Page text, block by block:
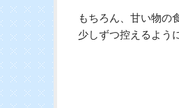
もちろん、甘い物の
少しずつ控えるよう